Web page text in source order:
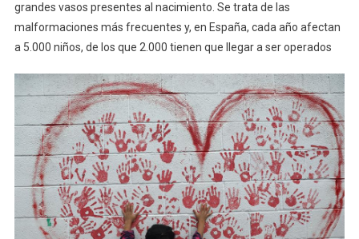
grandes vasos presentes al nacimiento. Se trata de las
malformaciones más frecuentes y, en España, cada año afectan
a 5.000 niños, de los que 2.000 tienen que llegar a ser operados